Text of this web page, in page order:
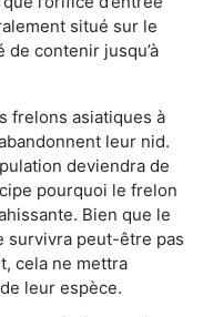
situé sur le
de contenir jusqu’à
frelons asiatiques à
leur nid.
deviendra de
pourquoi le frelon
Bien que le
survivra peut-être pas
cela ne mettra
leur espèce.